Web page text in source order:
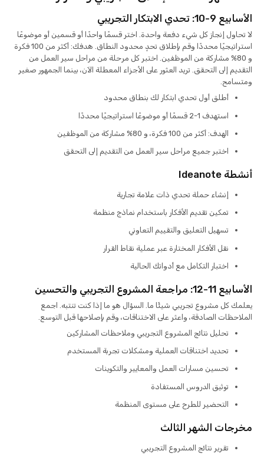
الأسابيع 9-10: تحدي الابتكار التجريبي
لا تحاول إنجاز كل شيء دفعة واحدة. اختر قسمًا واحدًا أو قسمين أو موضوعًا
استراتيجيًا محددًا وقم بإطلاق تحدٍ محدود النطاق. هدفك: أكثر من 100 فكرة
و 80% مشاركة من الموظفين. اختبر كل مرحلة من مراحل سير العمل من
التقديم إلى التحقق. تريد العثور على الأجزاء المعطلة الآن، بينما الجمهور صغير
ومتسامح.
أطلق أول تحدي ابتكار لك بنطاق محدود
استهدف 1-2 قسمًا أو موضوعًا استراتيجيًا محددًا
الهدف: أكثر من 100 فكرة، و 80% مشاركة من الموظفين
اختبر جميع مراحل سير العمل من التقديم إلى التحقق
أنشطة Ideanote
إنشاء حملة تحدي ذات علامة تجارية
تمكين تقديم الأفكار باستخدام نماذج منظمة
تسهيل التعليق والتقييم التعاوني
نقل الأفكار المختارة عبر عملية نقاط القرار
اختبار التكامل مع أدواتك الحالية
الأسابيع 11-12: مراجعة المشروع التجريبي والتحسين
يعلمك كل مشروع تجريبي شيئًا ما. السؤال هو ما إذا كنت تنتبه. اجمع
الملاحظات الصادقة، واعثر على الاختناقات، وقم بإصلاحها قبل التوسع.
تحليل نتائج المشروع التجريبي وملاحظات المشاركين
تحديد اختناقات العملية ومشكلات تجربة المستخدم
تحسين مسارات العمل والمعايير والتكوينات
توثيق الدروس المستفادة
التحضير للطرح على مستوى المنظمة
مخرجات الشهر الثالث
تقرير نتائج المشروع التجريبي